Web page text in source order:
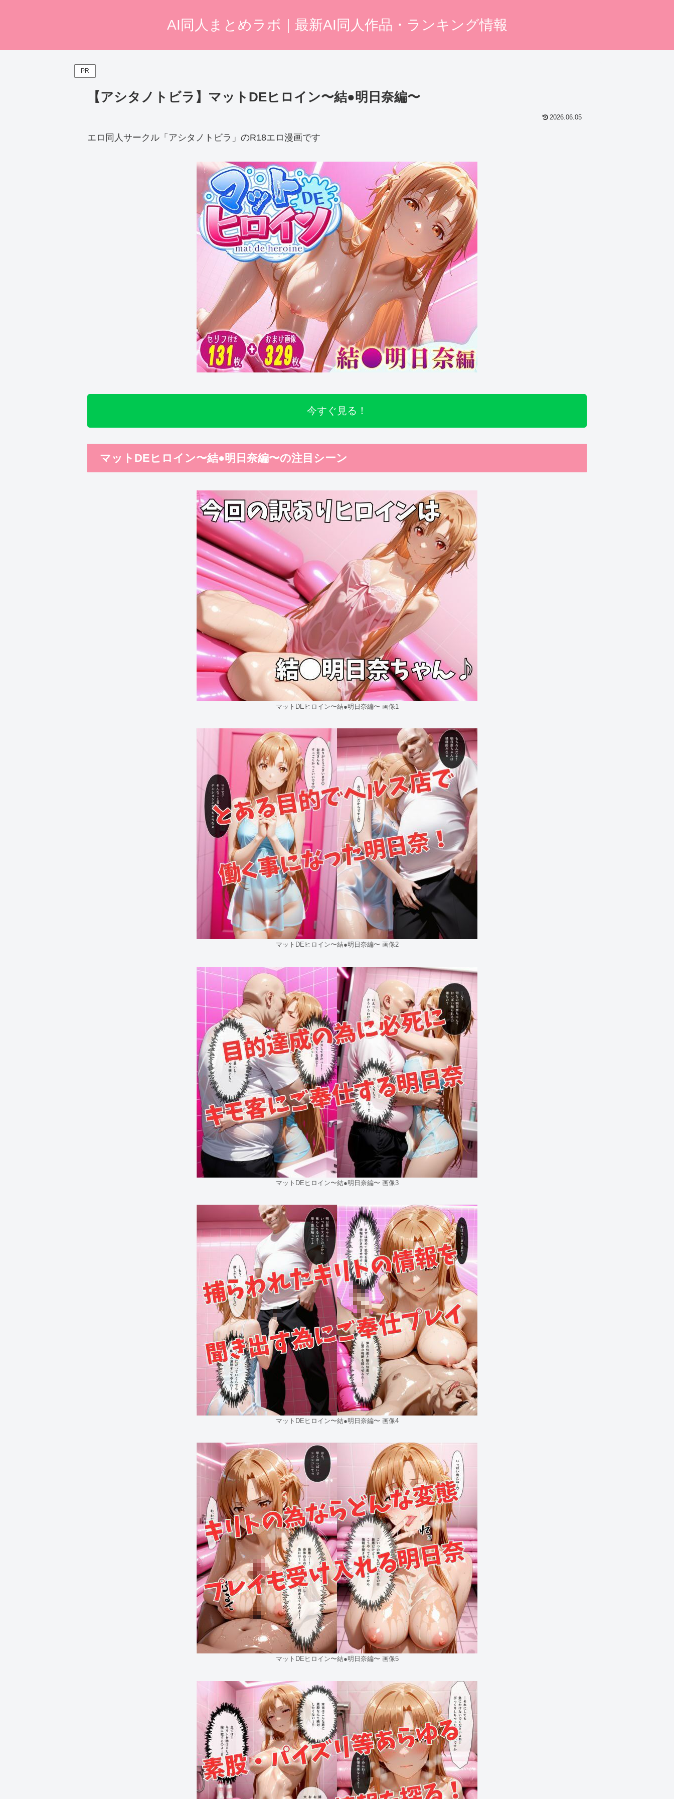
AI同人まとめラボ｜最新AI同人作品・ランキング情報
PR
【アシタノトビラ】マットDEヒロイン〜結●明日奈編〜
2026.06.05
エロ同人サークル「アシタノトビラ」のR18エロ漫画です
今すぐ見る！
マットDEヒロイン〜結●明日奈編〜の注目シーン
マットDEヒロイン〜結●明日奈編〜 画像1
マットDEヒロイン〜結●明日奈編〜 画像2
マットDEヒロイン〜結●明日奈編〜 画像3
マットDEヒロイン〜結●明日奈編〜 画像4
マットDEヒロイン〜結●明日奈編〜 画像5